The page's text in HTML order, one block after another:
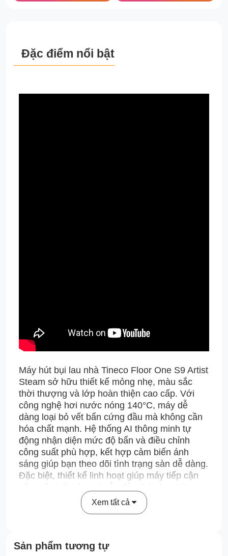
Đặc điểm nổi bật
Máy hút bụi lau nhà Tineco Floor One S9 Artist
Steam sở hữu thiết kế mỏng nhẹ, màu sắc
thời thượng và lớp hoàn thiện cao cấp. Với
công nghệ hơi nước nóng 140°C, máy dễ
dàng loại bỏ vết bẩn cứng đầu mà không cần
hóa chất mạnh. Hệ thống AI thông minh tự
động nhận diện mức độ bẩn và điều chỉnh
công suất phù hợp, kết hợp cảm biến ánh
sáng giúp bạn theo dõi tình trạng sàn dễ dàng.
Đặc biệt, thiết kế linh hoạt giúp máy tiếp cận
mạnh mẽ. Trải nghiệm Tineco Floor One S9
Artist Steam – giải pháp vệ sinh toàn diện, tiện
Xem tất cả
Sản phẩm tương tự